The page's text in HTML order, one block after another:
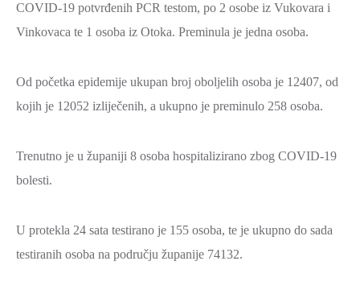
COVID-19 potvrđenih PCR testom, po 2 osobe iz Vukovara i
Vinkovaca te 1 osoba iz Otoka. Preminula je jedna osoba.
Od početka epidemije ukupan broj oboljelih osoba je 12407, od
kojih je 12052 izliječenih, a ukupno je preminulo 258 osoba.
Trenutno je u županiji 8 osoba hospitalizirano zbog COVID-19
bolesti.
U protekla 24 sata testirano je 155 osoba, te je ukupno do sada
testiranih osoba na području županije 74132.